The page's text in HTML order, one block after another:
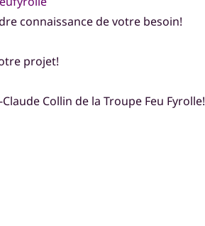
connaissance de votre besoin!
projet!
Collin de la Troupe Feu Fyrolle!